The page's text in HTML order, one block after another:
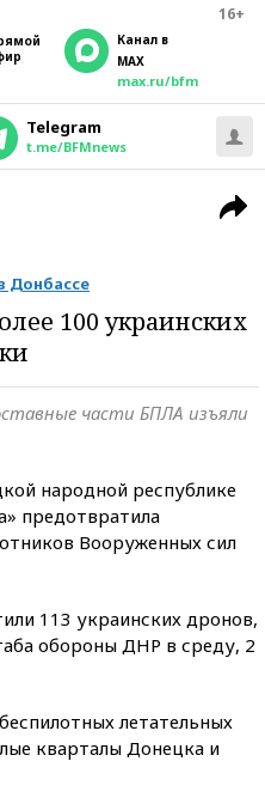
16+
Канал в
MAX
max.ru/bfm
Telegram
t.me/BFMnews
Донбассе
100 украинских
части БПЛА изъяли
народной республике
предотвратила
Вооруженных сил
113 украинских дронов,
обороны ДНР в среду, 2
летательных
кварталы Донецка и